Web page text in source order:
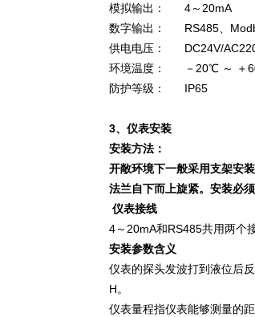
模拟输出： 4～20mA
数字输出： RS485、
供电电压： DC24V/
环境温度： －20℃ ～ ＋
防护等级： IP65
3、仪表安装
安装方法：
开敞环境下一般采用支架安
法兰自下而上旋紧。安装必
仪表接线
4～20mA和RS485共用两个
安装参数含义
仪表的探头发波打到液位后
H。
仪表量程指仪表能够测量的